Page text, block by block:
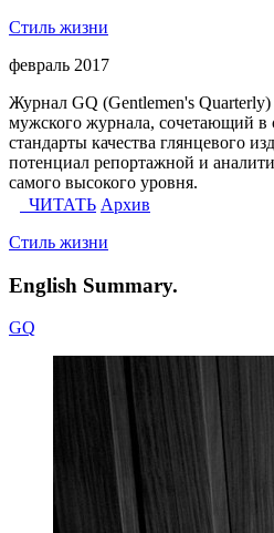
Стиль жизни
февраль 2017
Журнал GQ (Gentlemen's
мужского журнала, сочетающий в
стандарты качества глянцевого
потенциал репортажной и
самого высокого уровня.
ЧИТАТЬ Архив
Стиль жизни
English Summary.
GQ